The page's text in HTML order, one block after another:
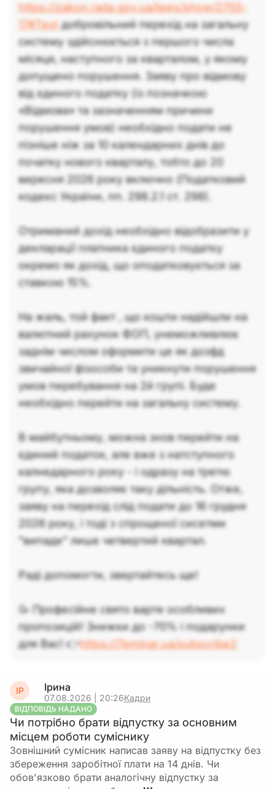
https://zakon.rada.gov.ua/laws/show/2755-
17#Textдобровільний перехід на загальну
систему здійснюється з першого числа
місяця, наступного за кварталом, у якому
допущено порушення. Заяву про відмову
від єдиного податку (із позначкою
«Відмова» та зазначенням причини
порушення умов) необхідно подати не
пізніше ніж за 10 календарних днів до
початку нового кварталу, тобто до 20
вересня 2026 року включно (Податковий
кодекс України, пп. 298.2.1 ст. 298).
Отриманий дохід необхідно відобразити у
декларації платника єдиного податку
окремо як дохід, що оподатковується за
ставкою 15%.
На жаль, той факт , що кошти надійшли на
валютний рахунок ФОП, унеможливлює
заднім числом оформити це як дозфд
звичайної фізособи та уникнути порушення
умов перебування на 2й групі. Буде
необхідно перейти на загальну систему.
В майбутньому, можна знов перейти на
єдиний податок, але вже з натступного
калнедарного року - і одразу на третю
групу, яка дозволяє таку дільність. Отже,
заяву на перехід слід подати до 16 грудня
2026 року, і тоді з спрощеної сисетми
"випаде" лише четвертий квартал.
Раді допомогти, звертайтесь ще!
🥳 Професійне свято варте особливих
пропозицій! Знижки до -70% і подарунки
для Вас! 👉https://7eminar.ua/subscribe2
ІР Ірина
07.08.2026 | 20:26Кадри
ВІДПОВІДЬ НАДАНО
Чи потрібно брати відпустку за основним
місцем роботи суміснику
Зовнішний сумісник написав заяву на відпустку без
збереження заробітної плати на 14 днів. Чи
обов'язково брати аналогічну відпустку за